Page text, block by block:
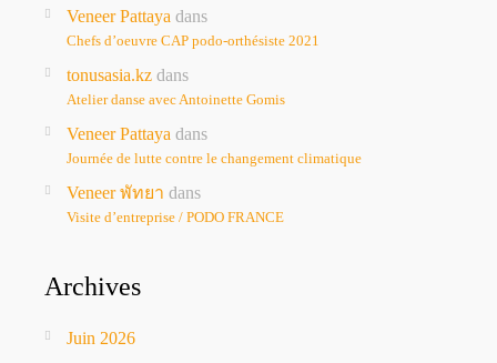
Veneer Pattaya dans
Chefs d’oeuvre CAP podo-orthésiste 2021
tonusasia.kz dans
Atelier danse avec Antoinette Gomis
Veneer Pattaya dans
Journée de lutte contre le changement climatique
Veneer พัทยา dans
Visite d’entreprise / PODO FRANCE
Archives
Juin 2026